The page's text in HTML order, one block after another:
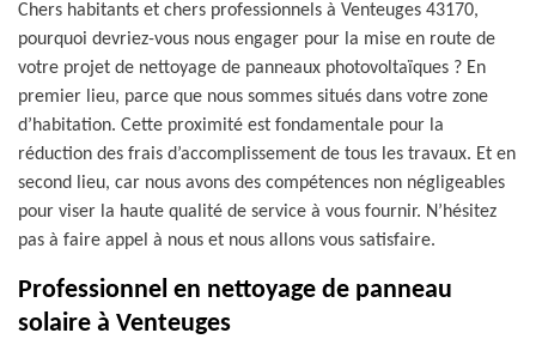
Chers habitants et chers professionnels à Venteuges 43170,
pourquoi devriez-vous nous engager pour la mise en route de
votre projet de nettoyage de panneaux photovoltaïques ? En
premier lieu, parce que nous sommes situés dans votre zone
d’habitation. Cette proximité est fondamentale pour la
réduction des frais d’accomplissement de tous les travaux. Et en
second lieu, car nous avons des compétences non négligeables
pour viser la haute qualité de service à vous fournir. N’hésitez
pas à faire appel à nous et nous allons vous satisfaire.
Professionnel en nettoyage de panneau
solaire à Venteuges